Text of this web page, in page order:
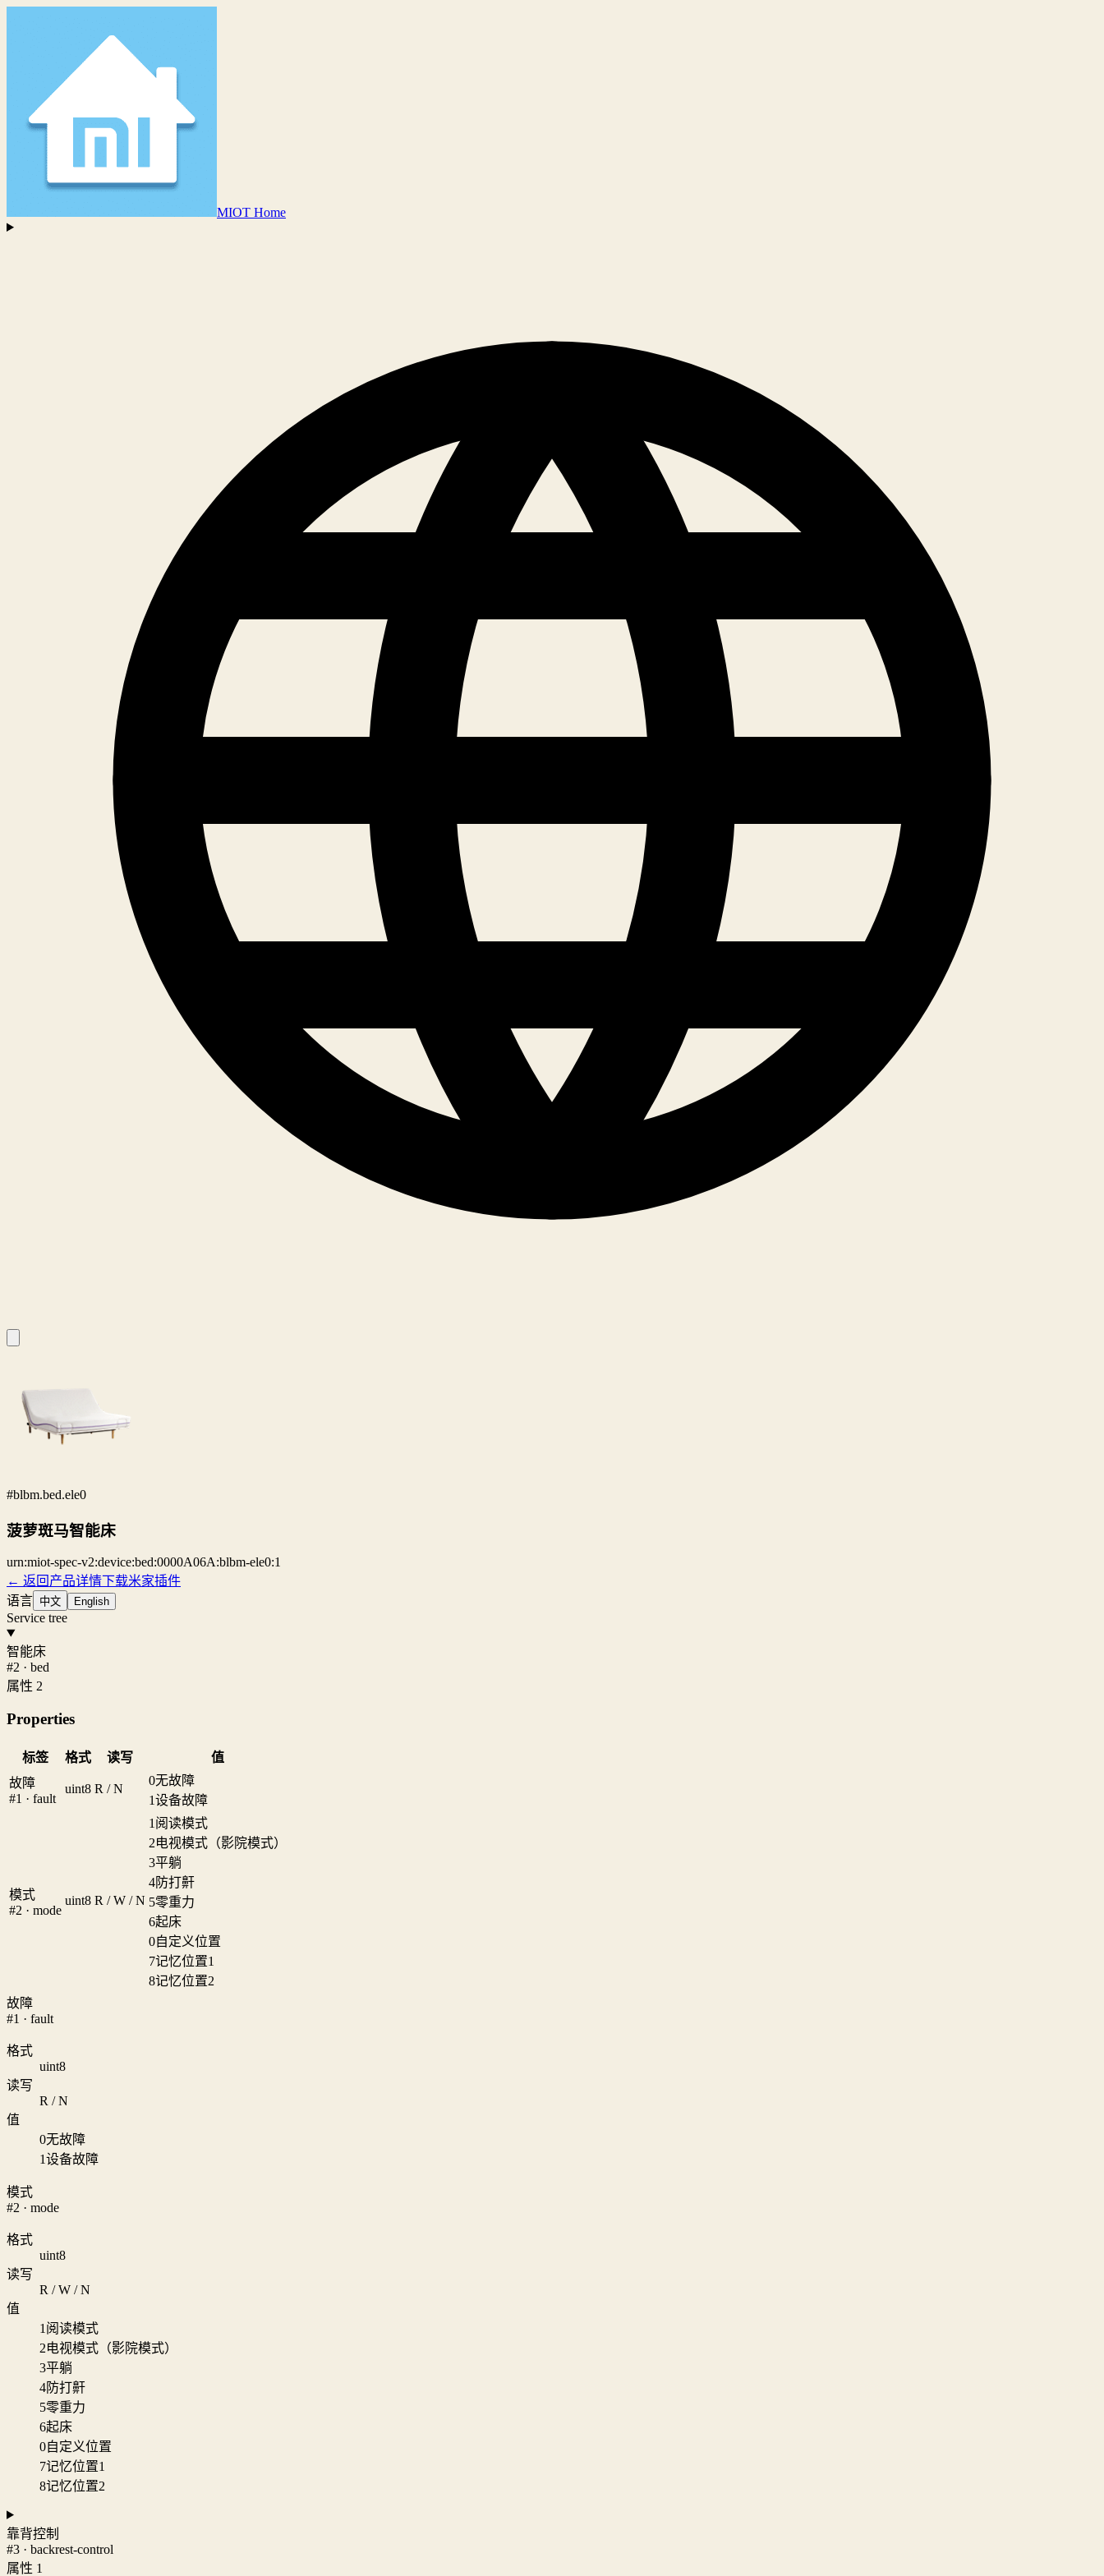
MIOT Home
#blbm.bed.ele0
菠萝斑马智能床
urn:miot-spec-v2:device:bed:0000A06A:blbm-ele0:1
← 返回产品详情下载米家插件
语言 中文 English
Service tree
智能床
#2 · bed
属性 2
Properties
标签 格式 读写
值
故障
#1 · fault
uint8 R / N
0无故障
1设备故障
模式
#2 · mode
uint8 R / W / N
1 阅读模式
2电视模式（影院模式）
3平躺
4防打鼾
5零重力
6起床
0自定义位置
7记忆位置1
8记忆位置2
故障
#1 · fault
格式
uint8
读写
R / N
值
0无故障
1设备故障
模式
#2 · mode
格式
uint8
读写
R / W / N
值
1 阅读模式
2电视模式（影院模式）
3平躺
4防打鼾
5零重力
6起床
0自定义位置
7记忆位置1
8记忆位置2
靠背控制
#3 · backrest-control
属性 1